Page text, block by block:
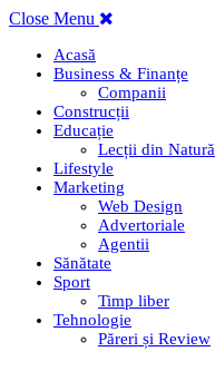
Close Menu
Acasă
Business & Finanțe
Companii
Construcții
Educație
Lecții din Natură
Lifestyle
Marketing
Web Design
Advertoriale
Agentii
Sănătate
Sport
Timp liber
Tehnologie
Păreri și Review